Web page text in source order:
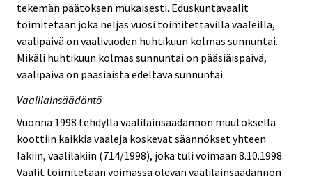
tekemän päätöksen mukaisesti. Eduskuntavaalit
toimitetaan joka neljäs vuosi toimitettavilla vaaleilla,
vaalipäivä on vaalivuoden huhtikuun kolmas sunnuntai.
Mikäli huhtikuun kolmas sunnuntai on pääsiäispäivä,
vaalipäivä on pääsiäistä edeltävä sunnuntai.
Vaalilainsäädäntö
Vuonna 1998 tehdyllä vaalilainsäädännön muutoksella
koottiin kaikkia vaaleja koskevat säännökset yhteen
lakiin, vaalilakiin (714/1998), joka tuli voimaan 8.10.1998.
Vaalit toimitetaan voimassa olevan vaalilainsäädännön